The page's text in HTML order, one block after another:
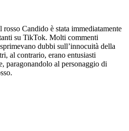
Candido è stata immediatamente
su TikTok. Molti commenti
dubbi sull’innocuità della
al contrario, erano entusiasti
paragonandolo al personaggio di